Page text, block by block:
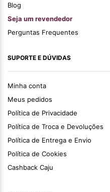
Blog
Seja um revendedor
Perguntas Frequentes
SUPORTE E DÚVIDAS
Minha conta
Meus pedidos
Política de Privacidade
Política de Troca e Devoluções
Política de Entrega e Envio
Política de Cookies
Cashback Caju